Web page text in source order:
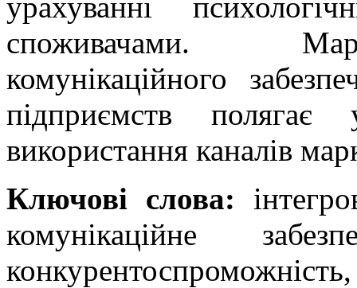
споживачами.
комунікаційного
підприємств полягає
використання каналів
Ключові слова:
комунікаційне
конкурентоспроможність,